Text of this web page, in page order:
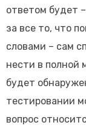
ответом будет
за все то, что
словами – сам
нести в полной
будет
тестировании
вопрос